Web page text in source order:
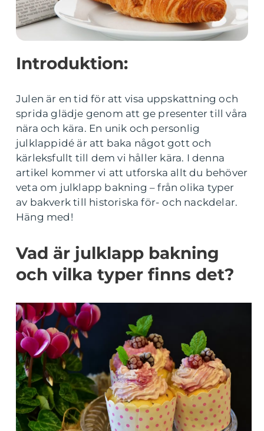
Introduktion:
Julen är en tid för att visa uppskattning och
sprida glädje genom att ge presenter till våra
nära och kära. En unik och personlig
julklappidé är att baka något gott och
kärleksfullt till dem vi håller kära. I denna
artikel kommer vi att utforska allt du behöver
veta om julklapp bakning – från olika typer
av bakverk till historiska för- och nackdelar.
Häng med!
Vad är julklapp bakning
och vilka typer finns det?